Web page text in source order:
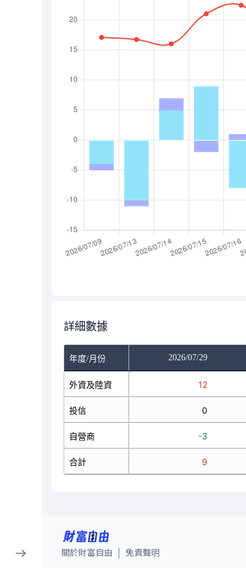
詳細數據
年度/月份
2026/07/28 2026/07/29
外資及陸資
投信
自營商
合計
-4 12
0
-3
9
關於財富自由 免責聲明